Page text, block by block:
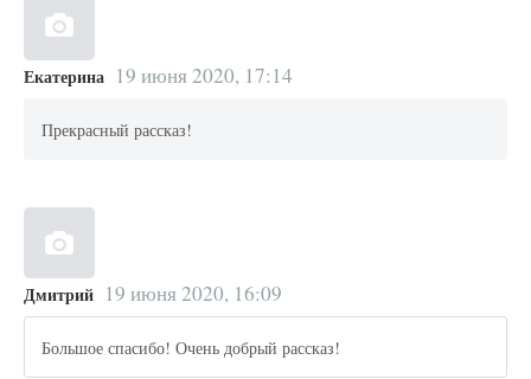
Екатерина 19 июня 2020, 17:14
Прекрасный рассказ!
Дмитрий 19 июня 2020, 16:09
Большое спасибо! Очень добрый рассказ!